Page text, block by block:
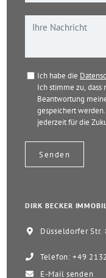
Ich habe die
Ich stimme zu, dass
Beantwortung
gespeichert
jederzeit für die
DIRK BECKER
Düsseldorfer Str.
Telefon: +49
E-Mail senden